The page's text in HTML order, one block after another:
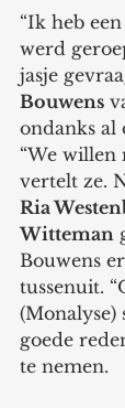
“Ik heb
werd
jasje
Bouwens
ondanks al
“We willen
vertelt ze.
Ria
Witteman
Bouwens
tussenuit.
(Monalyse)
goede
te nemen.